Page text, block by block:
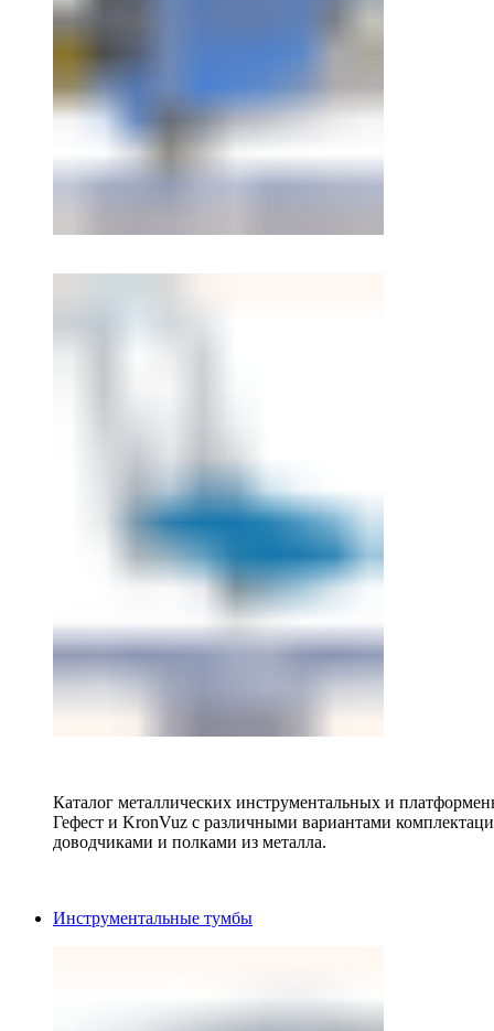
Каталог металлических инструментальных и
Гефест и KronVuz с различными вариантами
доводчиками и полками из металла.
Инструментальные тумбы